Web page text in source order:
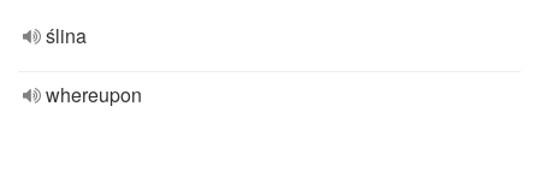
ślina
whereupon